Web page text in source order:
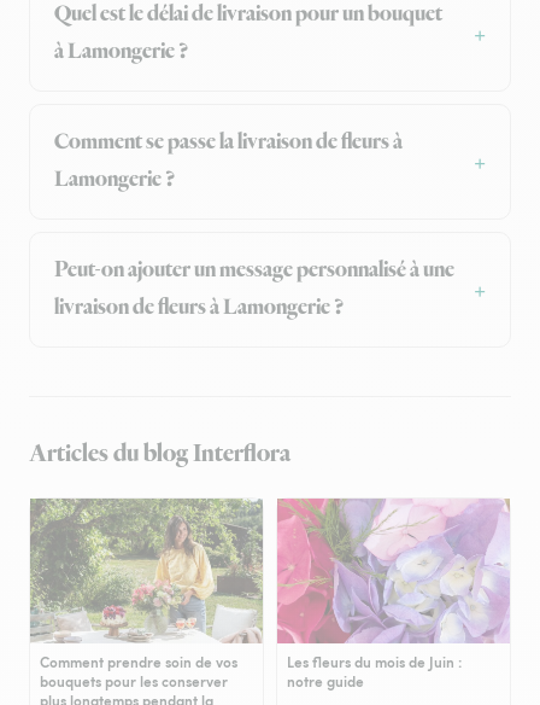
Quel est le délai de livraison pour un bouquet
à Lamongerie ?
Comment se passe la livraison de fleurs à
Lamongerie ?
Peut-on ajouter un message personnalisé à une
livraison de fleurs à Lamongerie ?
Articles du blog Interflora
Comment prendre soin de vos
bouquets pour les conserver
Les fleurs du mois de Juin :
notre guide